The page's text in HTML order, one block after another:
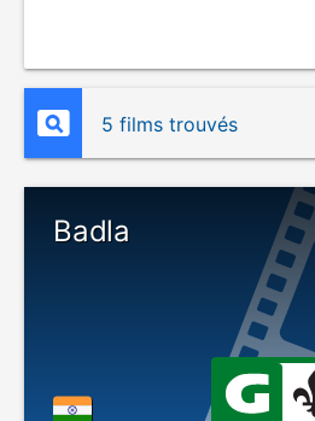
5 films trouvés
Badla